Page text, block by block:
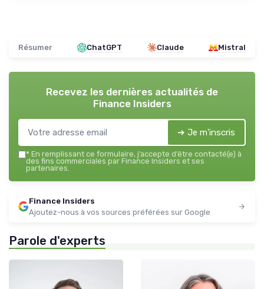
Résumer ChatGPT Claude Mistral
Recevez les dernières actualités de
Finance Insiders
➔ Je m'inscris
* En remplissant ce formulaire, j’accepte d’être contacté(e) à
des fins commerciales par Finance Insiders et ses
partenaires.
Finance Insiders
Ajoutez-nous à vos sources préférées sur Google
Parole d'experts